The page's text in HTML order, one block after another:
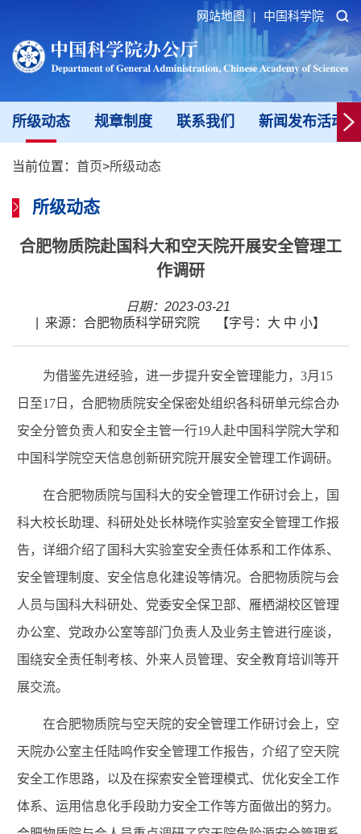
网站地图 中国科学院
所级动态 规章制度 联系我们 新闻发布活动
当前位置： 首页>所级动态
所级动态
合肥物质院赴国科大和空天院开展安全管理工
作调研
日期：2023-03-21
来源：合肥物质科学研究院 【字号： 大 中 小】
为借鉴先进经验，进一步提升安全管理能力， 3月 15
日 至17 日，合肥物质院安全保密处组织各科研单元综合办
安全分管负责人和安全主管一行19人赴中国科学院大学和
中国科学院空天信息创新研究院开展安全管理工作调研。
在合肥物质院与国科大的安全管理工作研讨会上，国
科大校长助理、科研处处长林晓作实验室安全管理工作报
告，详细介绍了国科大实验室安全责任体系和工作体系、
安全管理制度、安全信息化建设等情况。合肥物质院与会
人员与国科大科研处、党委安全保卫部、雁栖湖校区管理
办公室、党政办公室等部门负责人及业务主管进行座谈，
围绕安全责任制考核、外来人员管理、安全教育培训等开
展交流。
在合肥物质院与空天院的安全管理工作研讨会上，空
天院办公室主任陆鸣作安全管理工作报告，介绍了空天院
安全工作思路，以及在探索安全管理模式、优化安全工作
体系、运用信息化手段助力安全工作等方面做出的努力。